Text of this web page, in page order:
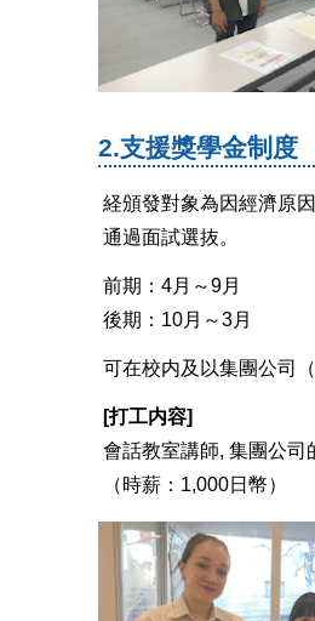
2.支援獎學金制度
経頒發對象為因經濟原
通過面試選抜。
前期：4月～9月
後期：10月～3月
可在校内及以集團公司
[打工内容]
會話教室講師, 集團公
（時薪：1,000日幣）